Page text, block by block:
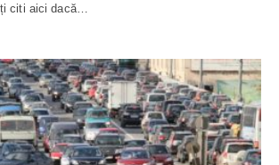
citi aici dacă…